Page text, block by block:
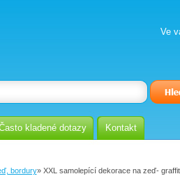
Ve
kladené dotazy Kontakt
bordury» XXL samolepící dekorace na zeď-